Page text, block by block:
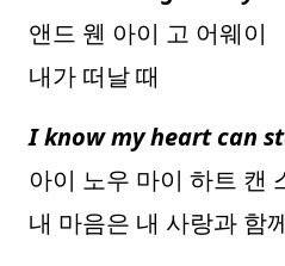
앤드 웬 아이 고 어웨이
내가 떠날 때
I know my heart can
아이 노우 마이 하트 캔
내 마음은 내 사랑과 함